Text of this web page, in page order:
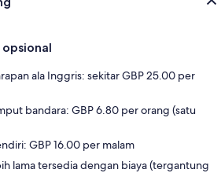
ala Inggris: sekitar GBP 25.00 per
bandara: GBP 6.80 per orang (satu
GBP 16.00 per malam
lama tersedia dengan biaya (tergantung